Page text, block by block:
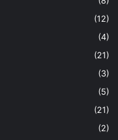
(12)
(4)
(21)
(3)
(5)
(21)
(2)